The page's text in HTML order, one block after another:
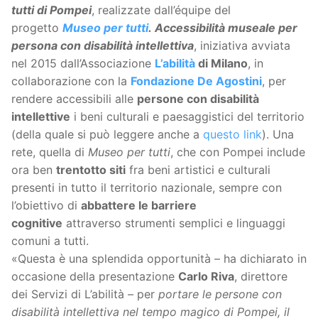
tutti di Pompei, realizzate dall’équipe del
progetto Museo per tutti. Accessibilità museale per
persona con disabilità intellettiva, iniziativa avviata
nel 2015 dall’Associazione L’abilità di Milano, in
collaborazione con la Fondazione De Agostini, per
rendere accessibili alle persone con disabilità
intellettive i beni culturali e paesaggistici del territorio
(della quale si può leggere anche a questo link). Una
rete, quella di Museo per tutti, che con Pompei include
ora ben trentotto siti fra beni artistici e culturali
presenti in tutto il territorio nazionale, sempre con
l’obiettivo di abbattere le barriere
cognitive attraverso strumenti semplici e linguaggi
comuni a tutti.
«Questa è una splendida opportunità – ha dichiarato in
occasione della presentazione Carlo Riva, direttore
dei Servizi di L’abilità – per portare le persone con
disabilità intellettiva nel tempo magico di Pompei, il